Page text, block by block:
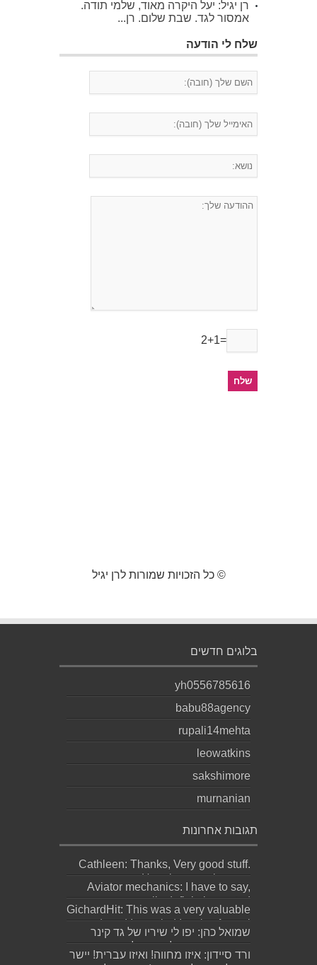
רן יגיל: יעל היקרה מאוד, שלמי תודה.
אמסור לגד. שבת שלום. רן...
שלח לי הודעה
2+1=
© כל הזכויות שמורות לרן יגיל
בלוגים חדשים
yh0556785616
babu88agency
rupali14mehta
leowatkins
sakshimore
murnanian
תגובות אחרונות
Cathleen: Thanks, Very good stuff.
Here is my web page;
http://Bookmar...
Aviator mechanics: I have to say,
personally definitely wasted
meaningful effor...
GichardHit: This was a very valuable
read, and I am glad I took a few mi...
שמואל כהן: יפו לי שיריו של גד קינר
קיסינגר ואשמח לקחת חלק בערב
ההשקה של...
ורד סיידון: איזו מחווה! ואיזו עברית! יישר